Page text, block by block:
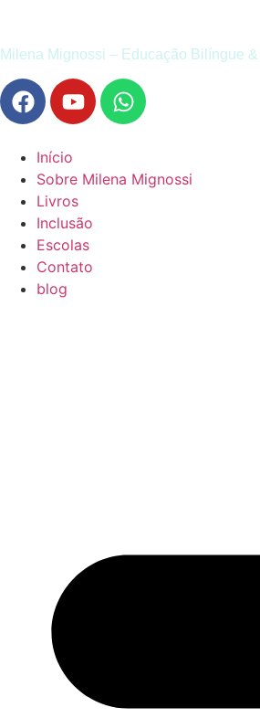
Milena Mignossi – Educação Bilíngue
Início
Sobre Milena Mignossi
Livros
Inclusão
Escolas
Contato
blog